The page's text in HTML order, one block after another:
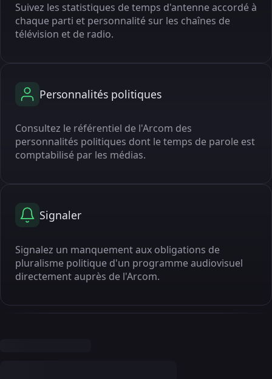
Suivez les statistiques de temps d'antenne accordé à
chaque parti et personnalité sur les chaînes de
télévision et de radio.
Personnalités politiques
Consultez le référentiel de l'Arcom des
personnalités politiques dont le temps de parole est
comptabilisé par les médias.
Signaler
Signalez un manquement aux obligations de
pluralisme politique d'un programme audiovisuel
directement auprès de l'Arcom.